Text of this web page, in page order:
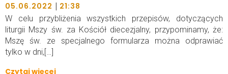
05.06.2022 | 21:38
W celu przybliżenia wszystkich przepisów, dotyczących
liturgii Mszy św. za Kościół diecezjalny, przypominamy, że:
Mszę św. ze specjalnego formularza można odprawiać
tylko w dni,[…]
Czytaj więcej